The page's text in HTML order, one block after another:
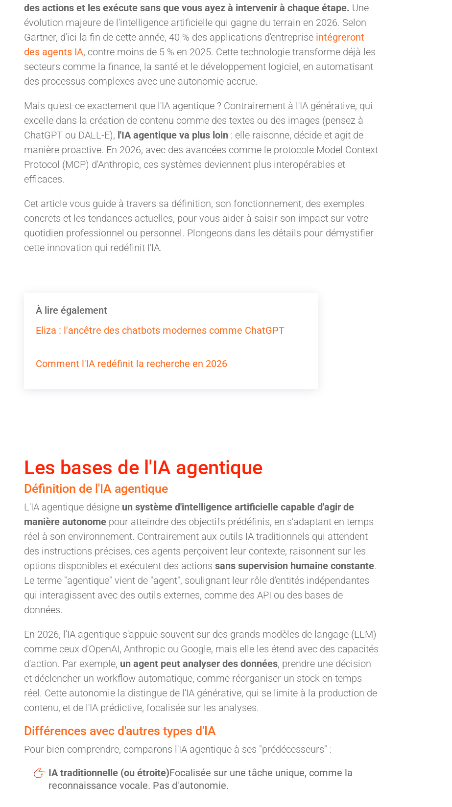
des actions et les exécute sans que vous ayez à intervenir à chaque étape. Une
évolution majeure de l'intelligence artificielle qui gagne du terrain en 2026. Selon
Gartner, d'ici la fin de cette année, 40 % des applications d'entreprise intégreront
des agents IA, contre moins de 5 % en 2025. Cette technologie transforme déjà les
secteurs comme la finance, la santé et le développement logiciel, en automatisant
des processus complexes avec une autonomie accrue.
Mais qu'est-ce exactement que l'IA agentique ? Contrairement à l'IA générative, qui
excelle dans la création de contenu comme des textes ou des images (pensez à
ChatGPT ou DALL-E), l'IA agentique va plus loin : elle raisonne, décide et agit de
manière proactive. En 2026, avec des avancées comme le protocole Model Context
Protocol (MCP) d'Anthropic, ces systèmes deviennent plus interopérables et
efficaces.
Cet article vous guide à travers sa définition, son fonctionnement, des exemples
concrets et les tendances actuelles, pour vous aider à saisir son impact sur votre
quotidien professionnel ou personnel. Plongeons dans les détails pour démystifier
cette innovation qui redéfinit l'IA.
À lire également
Eliza : l'ancêtre des chatbots modernes comme ChatGPT
Comment l'IA redéfinit la recherche en 2026
Les bases de l'IA agentique
Définition de l'IA agentique
L'IA agentique désigne un système d'intelligence artificielle capable d'agir de
manière autonome pour atteindre des objectifs prédéfinis, en s'adaptant en temps
réel à son environnement. Contrairement aux outils IA traditionnels qui attendent
des instructions précises, ces agents perçoivent leur contexte, raisonnent sur les
options disponibles et exécutent des actions sans supervision humaine constante.
Le terme "agentique" vient de "agent", soulignant leur rôle d'entités indépendantes
qui interagissent avec des outils externes, comme des API ou des bases de
données.
En 2026, l'IA agentique s'appuie souvent sur des grands modèles de langage (LLM)
comme ceux d'OpenAI, Anthropic ou Google, mais elle les étend avec des capacités
d'action. Par exemple, un agent peut analyser des données, prendre une décision
et déclencher un workflow automatique, comme réorganiser un stock en temps
réel. Cette autonomie la distingue de l'IA générative, qui se limite à la production de
contenu, et de l'IA prédictive, focalisée sur les analyses.
Différences avec d'autres types d'IA
Pour bien comprendre, comparons l'IA agentique à ses "prédécesseurs" :
IA traditionnelle (ou étroite)Focalisée sur une tâche unique, comme la
reconnaissance vocale. Pas d'autonomie.